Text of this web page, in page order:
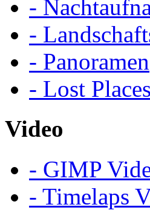
-
-
- Panoramen
- Lost Places
Video
- GIMP
- Timelaps